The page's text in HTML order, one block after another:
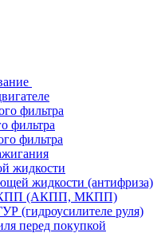
фильтра
фильтра
фильтра
жидкости
жидкости (антифриза)
КПП (АКПП, МКПП)
(гидроусилителе руля)
перед покупкой